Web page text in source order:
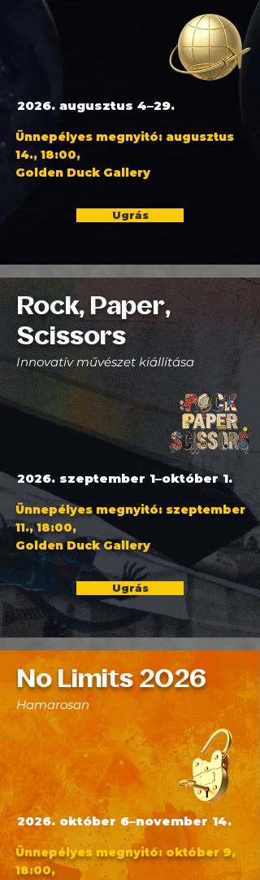
2026. augusztus 4–29.
Ünnepélyes megnyitó: augusztus
14., 18:00,
Golden Duck Gallery
Ugrás
Rock, Paper,
Scissors
Innovatív művészet kiállítása
2026. szeptember 1–október 1.
Ünnepélyes megnyitó: szeptember
11., 18:00,
Golden Duck Gallery
Ugrás
No Limits 2026
Hamarosan
2026. október 6–november 14.
Ünnepélyes megnyitó: október 9,
18:00,